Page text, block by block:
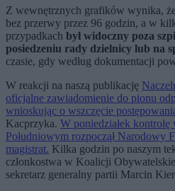
Z wewnętrznych grafików wynika,
bez przerwy przez 96 godzin, a w
przypadkach był widoczny poza
posiedzeniu rady dzielnicy lub na
czasie, gdy według dokumentacji
W reakcji na naszą publikację
oficjalne zawiadomienie do pionu
wnioskując o wszczęcie
Kacprzyka. W poniedziałek
Południowym rozpoczął Narodowy
magistrat. Kilka godzin po naszym
członkostwa w Koalicji
sekretarz generalny partii Marcin